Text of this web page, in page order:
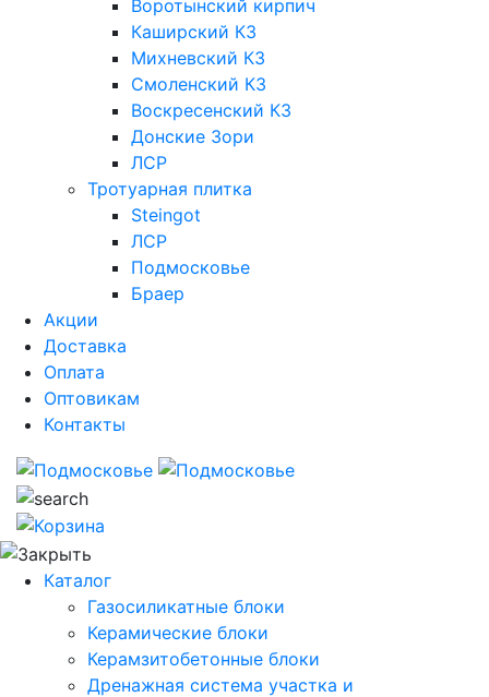
Воротынский кирпич
Каширский КЗ
Михневский КЗ
Смоленский КЗ
Воскресенский КЗ
Донские Зори
ЛСР
Тротуарная плитка
Steingot
ЛСР
Подмосковье
Браер
Акции
Доставка
Оплата
Оптовикам
Контакты
Каталог
Газосиликатные блоки
Керамические блоки
Керамзитобетонные блоки
Дренажная система участка и